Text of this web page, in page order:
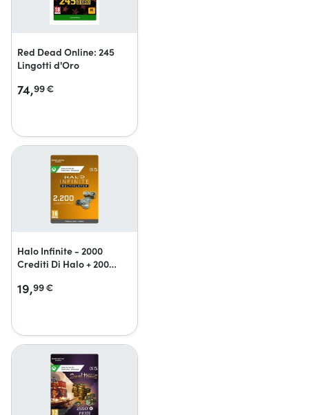
Red Dead Online: 245
Lingotti d'Oro
74,99€
Halo Infinite - 2000
Crediti Di Halo + 200
19,99€